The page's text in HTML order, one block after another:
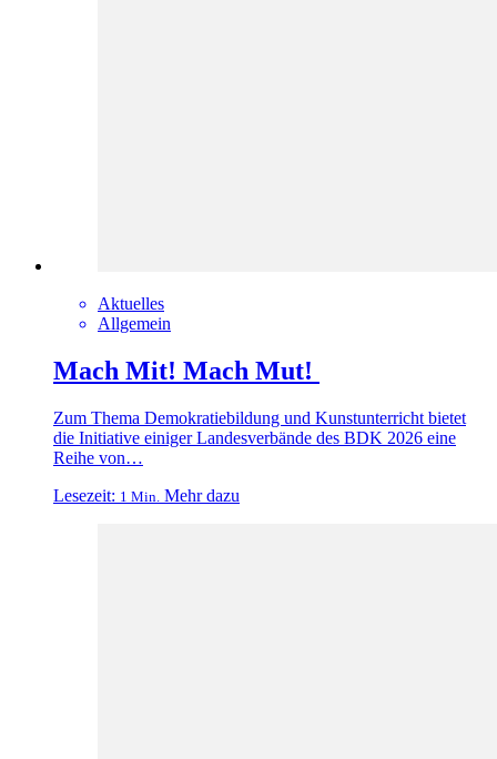
Aktuelles
Allgemein
Mach Mit! Mach Mut!
Zum Thema Demokratiebildung und Kunstunterricht bietet
die Initiative einiger Landesverbände des BDK 2026 eine
Reihe von…
Lesezeit: 1 Min. Mehr dazu